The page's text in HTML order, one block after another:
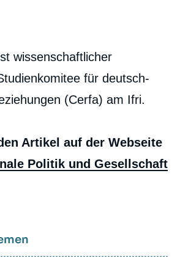
wissenschaftlicher
für deutsch-
(Cerfa) am Ifri.
Artikel auf der Webseite
Politik und Gesellschaft